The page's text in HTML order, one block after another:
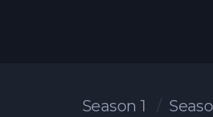
Season 1